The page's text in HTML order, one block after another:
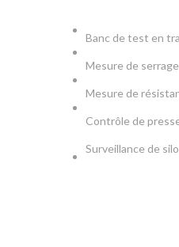
Banc de test en
Mesure de
Mesure de
Contrôle de
Surveillance de